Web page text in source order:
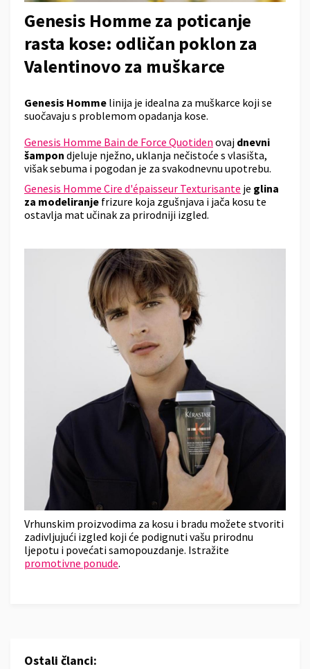
Genesis Homme za poticanje
rasta kose: odličan poklon za
Valentinovo za muškarce
Genesis Homme linija je idealna za muškarce koji se
suočavaju s problemom opadanja kose.
Genesis Homme Bain de Force Quotiden ovaj dnevni
šampon djeluje nježno, uklanja nečistoće s vlasišta,
višak sebuma i pogodan je za svakodnevnu upotrebu.
Genesis Homme Cire d'épaisseur Texturisante je glina
za modeliranje frizure koja zgušnjava i jača kosu te
ostavlja mat učinak za prirodniji izgled.
Vrhunskim proizvodima za kosu i bradu možete stvoriti
zadivljujući izgled koji će podignuti vašu prirodnu
ljepotu i povećati samopouzdanje. Istražite
promotivne ponude.
Ostali članci: